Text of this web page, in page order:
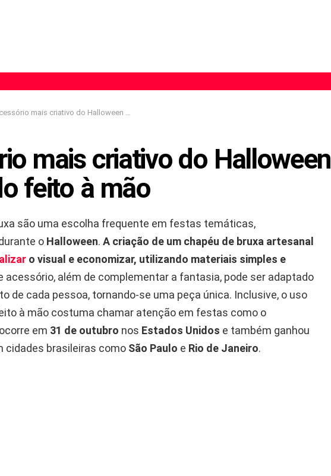
mais criativo do Halloween está sendo feito à mão
mais criativo do Halloween
feito à mão
são uma escolha frequente em festas temáticas,
o Halloween. A criação de um chapéu de bruxa artesanal
o visual e economizar, utilizando materiais simples e
acessório, além de complementar a fantasia, pode ser adaptado
de cada pessoa, tornando-se uma peça única. Inclusive, o uso
à mão costuma chamar atenção em festas como o
em 31 de outubro nos Estados Unidos e também ganhou
cidades brasileiras como São Paulo e Rio de Janeiro.